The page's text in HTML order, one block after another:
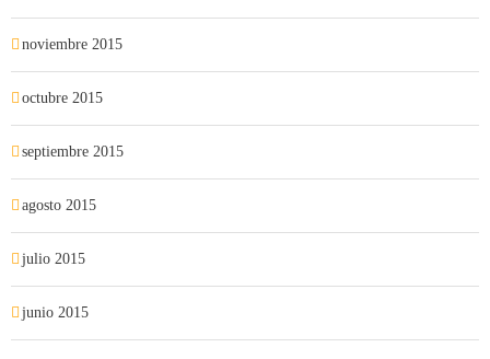
noviembre 2015
octubre 2015
septiembre 2015
agosto 2015
julio 2015
junio 2015